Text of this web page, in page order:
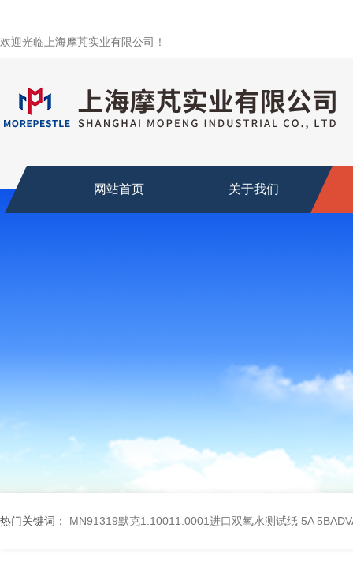
欢迎光临上海摩芃实业有限公司！
网站首页 关于我们
热门关键词： MN91319默克1.10011.0001进口双氧水测试纸 5A